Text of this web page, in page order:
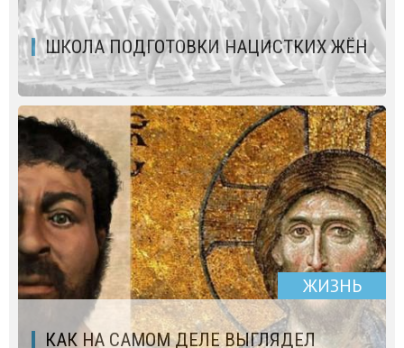
ШКОЛА ПОДГОТОВКИ НАЦИСТКИХ ЖЁН
ЖИЗНЬ
КАК НА САМОМ ДЕЛЕ ВЫГЛЯДЕЛ